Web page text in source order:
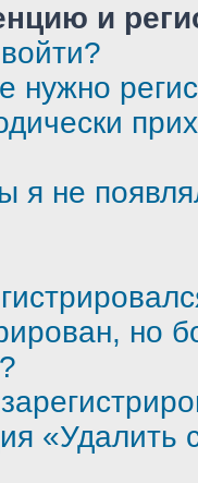
и
я не
но
«Удалить